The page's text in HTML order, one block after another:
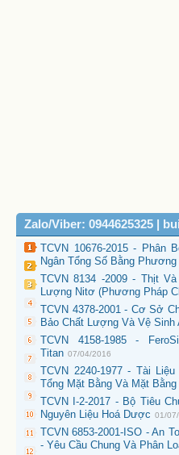
Zalo/Viber: 0944625325 |
TCVN 10676-2015 - Phân
Ngân Tổng Số Bằng
TCVN 8134 -2009 - Thịt
Lượng Nitơ (Phương Pháp
TCVN 4378-2001 - Cơ Sở
Bảo Chất Lượng Và Vệ Sinh
TCVN 4158-1985 -
Titan 07/04/2016
TCVN 2240-1977 - Tài
Tổng Mặt Bằng Và Mặt Bằng
TCVN I-2-2017 - Bộ Tiêu
Nguyên Liệu Hoá Dược 01/
TCVN 6853-2001-ISO - An
- Yêu Cầu Chung Và Phân